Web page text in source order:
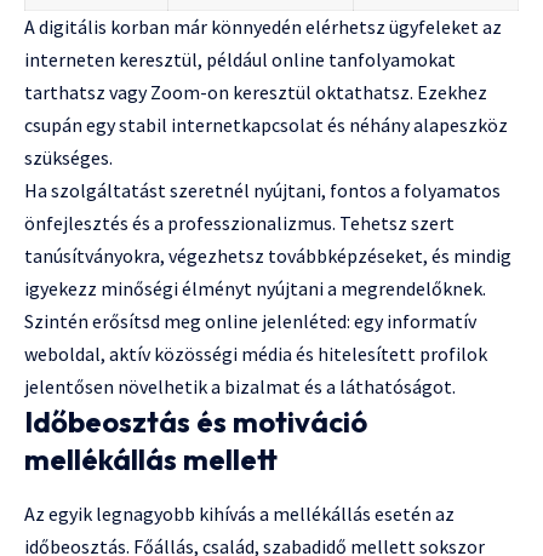
A digitális korban már könnyedén elérhetsz ügyfeleket az
interneten keresztül, például online tanfolyamokat
tarthatsz vagy Zoom-on keresztül oktathatsz. Ezekhez
csupán egy stabil internetkapcsolat és néhány alapeszköz
szükséges.
Ha szolgáltatást szeretnél nyújtani, fontos a folyamatos
önfejlesztés és a professzionalizmus. Tehetsz szert
tanúsítványokra, végezhetsz továbbképzéseket, és mindig
igyekezz minőségi élményt nyújtani a megrendelőknek.
Szintén erősítsd meg online jelenléted: egy informatív
weboldal, aktív közösségi média és hitelesített profilok
jelentősen növelhetik a bizalmat és a láthatóságot.
Időbeosztás és motiváció
mellékállás mellett
Az egyik legnagyobb kihívás a mellékállás esetén az
időbeosztás. Főállás, család, szabadidő mellett sokszor